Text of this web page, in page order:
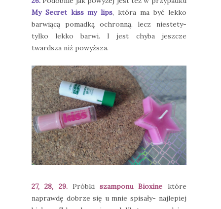
My Secret kiss my lips, która ma być lekko
barwiącą pomadką ochronną, lecz niestety-
tylko lekko barwi. I jest chyba jeszcze
twardsza niż powyższa.
27, 28, 29. Próbkiszamponu Bioxine które
naprawdę dobrze się u mnie spisały- najlepiej